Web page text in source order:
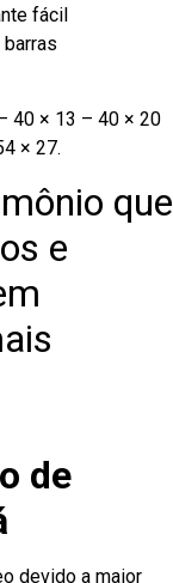
fácil
40 × 13 – 40 × 20
× 27.
que
e
de
devido a maior